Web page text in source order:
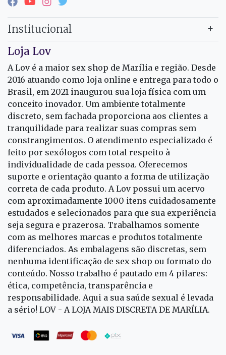
Institucional
Loja Lov
A Lov é a maior sex shop de Marília e região. Desde
2016 atuando como loja online e entrega para todo o
Brasil, em 2021 inaugurou sua loja física com um
conceito inovador. Um ambiente totalmente
discreto, sem fachada proporciona aos clientes a
tranquilidade para realizar suas compras sem
constrangimentos. O atendimento especializado é
feito por sexólogos com total respeito à
individualidade de cada pessoa. Oferecemos
suporte e orientação quanto a forma de utilização
correta de cada produto. A Lov possui um acervo
com aproximadamente 1000 itens cuidadosamente
estudados e selecionados para que sua experiência
seja segura e prazerosa. Trabalhamos somente
com as melhores marcas e produtos totalmente
diferenciados. As embalagens são discretas, sem
nenhuma identificação de sex shop ou formato do
conteúdo. Nosso trabalho é pautado em 4 pilares:
ética, competência, transparência e
responsabilidade. Aqui a sua saúde sexual é levada
a sério! LOV - A LOJA MAIS DISCRETA DE MARÍLIA.